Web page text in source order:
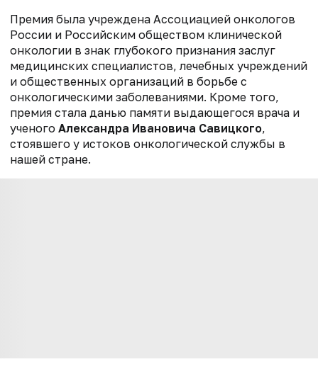
Премия была учреждена Ассоциацией онкологов
России и Российским обществом клинической
онкологии в знак глубокого признания заслуг
медицинских специалистов, лечебных учреждений
и общественных организаций в борьбе с
онкологическими заболеваниями. Кроме того,
премия стала данью памяти выдающегося врача и
ученого Александра Ивановича Савицкого,
стоявшего у истоков онкологической службы в
нашей стране.